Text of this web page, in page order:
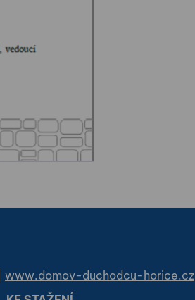
www.domov-duchodcu-horice.cz